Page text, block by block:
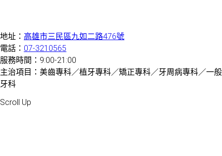
地址： 高雄市三民區九如二路476號
電話： 07-3210565
服務時間：9:00-21:00
主治項目：美齒專科／植牙專科／矯正專科／牙周病專科／一般
牙科
Scroll Up